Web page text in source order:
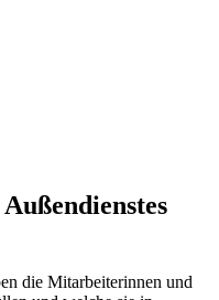
die Mitarbeiterinnen und